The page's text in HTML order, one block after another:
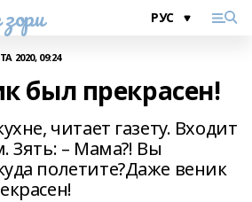
2020, 09:24
был прекрасен!
читает газету. Входит
Зять: – Мама?! Вы
полетите?Даже веник